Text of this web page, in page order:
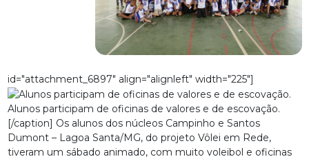
id="attachment_6897" align="alignleft" width="225"]
Alunos participam de oficinas de valores e de escovação.
[/caption] Os alunos dos núcleos Campinho e Santos
Dumont – Lagoa Santa/MG, do projeto Vôlei em Rede,
tiveram um sábado animado, com muito voleibol e oficinas